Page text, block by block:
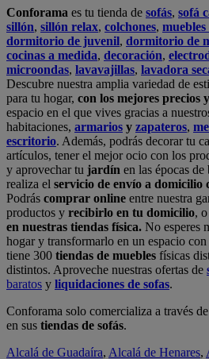
No esperes
hogar y transformarlo en un espacio
tiene 300tiendas de mueblesfísicas
distintos. Aproveche nuestras ofertas de
baratosyliquidaciones de sofas.
Conforama solo comercializa a través
en sus tiendas de sofás.
Alcalá de Guadaíra,Alcalá de Henares,
Arinaga,Asturias,Badalona,Barakaldo
Castellón ,Chafiras,Cordoba,Elche ,
Almería,La Coruña,La Laguna,La
Lleida,Los Barrios,Madrid,
Orotava,Palma, Pamplona,Rivas,
San Sebastian,Sant Boi, Santander,
Sevilla,Tamaraceite,Terrassa, Viana,
Ver más >>
© Conforama Términos y Condiciones
Política de cookies Configuración de